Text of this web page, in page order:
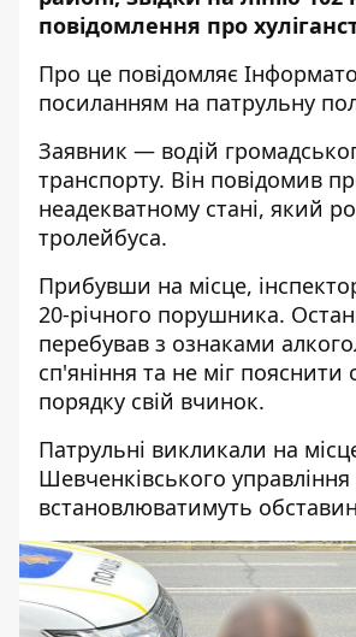
повідомлення про
Про це повідомляє
посиланням на патрульну
Заявник — водій
транспорту. Він повідомив
неадекватному стані, який
тролейбуса.
Прибувши на місце,
20-річного порушника.
перебував з ознаками
сп'яніння та не міг
порядку свій вчинок.
Патрульні викликали на
Шевченківського управління
встановлюватимуть